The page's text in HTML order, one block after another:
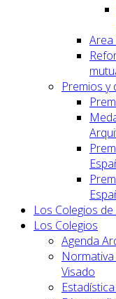
Area
Premios y
Los Colegios
Los Colegios
Agenda
Visado